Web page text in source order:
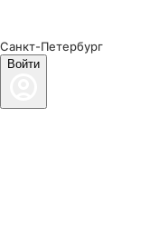
Санкт-Петербург
Войти